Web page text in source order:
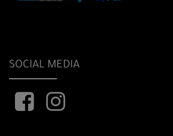
SOCIAL MEDIA